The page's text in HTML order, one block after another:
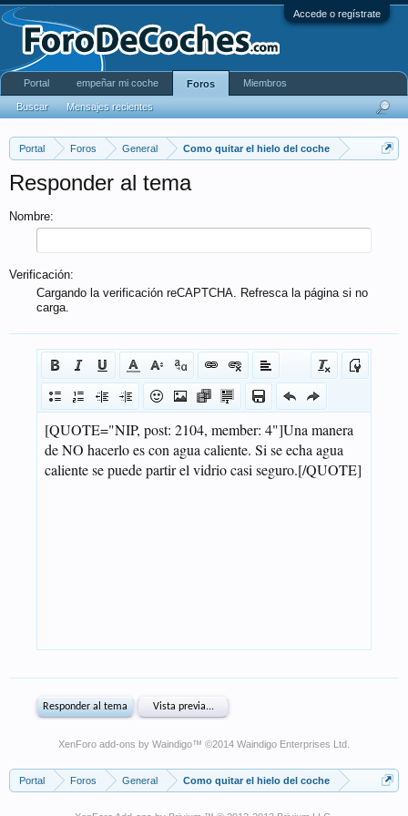
Accede o regístrate
Portal Foros General Como quitar el hielo del coche
Responder al tema
Nombre:
Verificación:
Cargando la verificación reCAPTCHA. Refresca la página si no
carga.
XenForo add-ons by Waindigo™ ©2014 Waindigo Enterprises Ltd
Portal Foros General Como quitar el hielo del coche
Portal empeñar mi coche Foros
Buscar Mensajes recientes
Miembros